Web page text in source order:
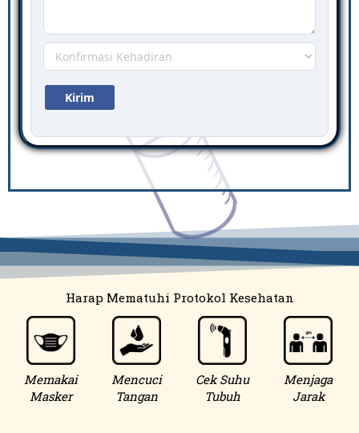
Harap Mematuhi Protokol Kesehatan
Memakai
Masker
Mencuci
Tangan
Cek Suhu
Tubuh
Menjaga
Jarak